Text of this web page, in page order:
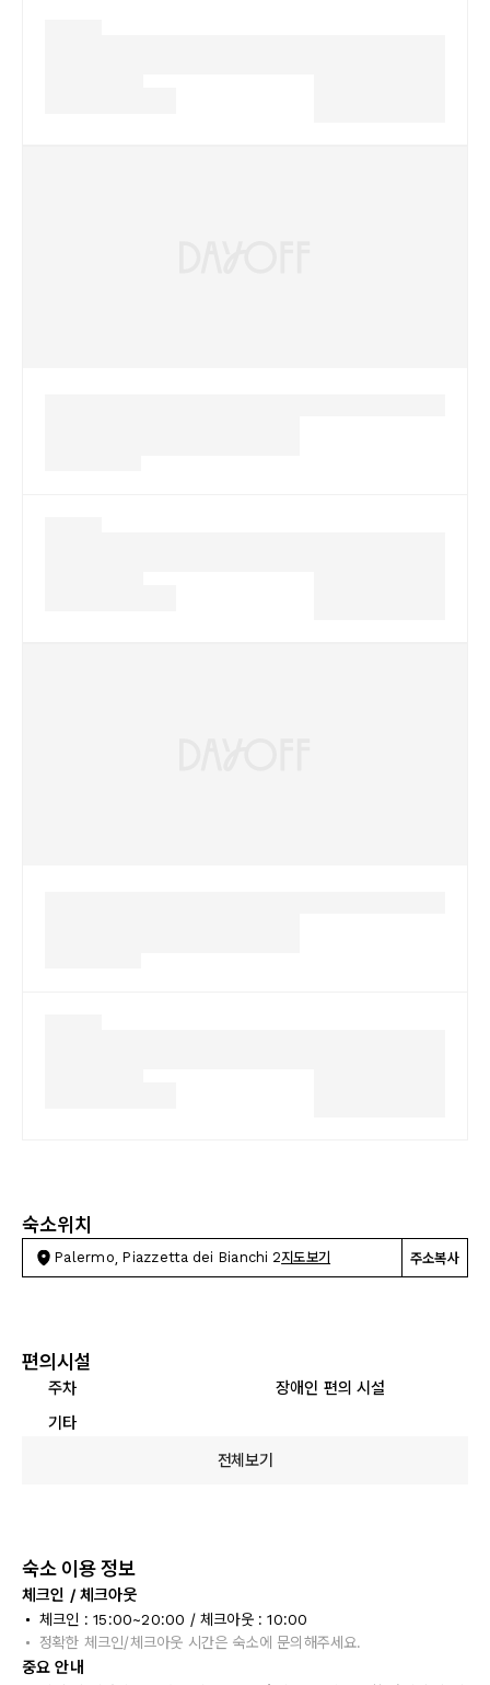
숙소위치
Palermo, Piazzetta dei Bianchi 2지도보기 주소복사
편의시설
주차
장애인 편의 시설
기타
전체보기
숙소 이용 정보
체크인 / 체크아웃
체크인 : 15:00~20:00 / 체크아웃 : 10:00
정확한 체크인/체크아웃 시간은 숙소에 문의해주세요.
중요 안내